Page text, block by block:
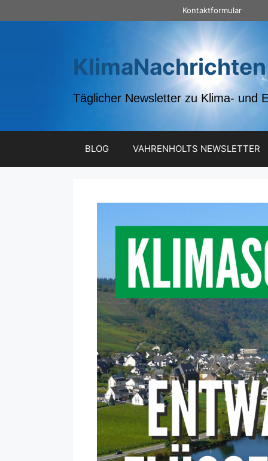
Inhalt
Kontaktformular
KlimaNachrichten
Täglicher Newsletter zu Klima- und
BLOG VAHRENHOLTS NEWSLETTER